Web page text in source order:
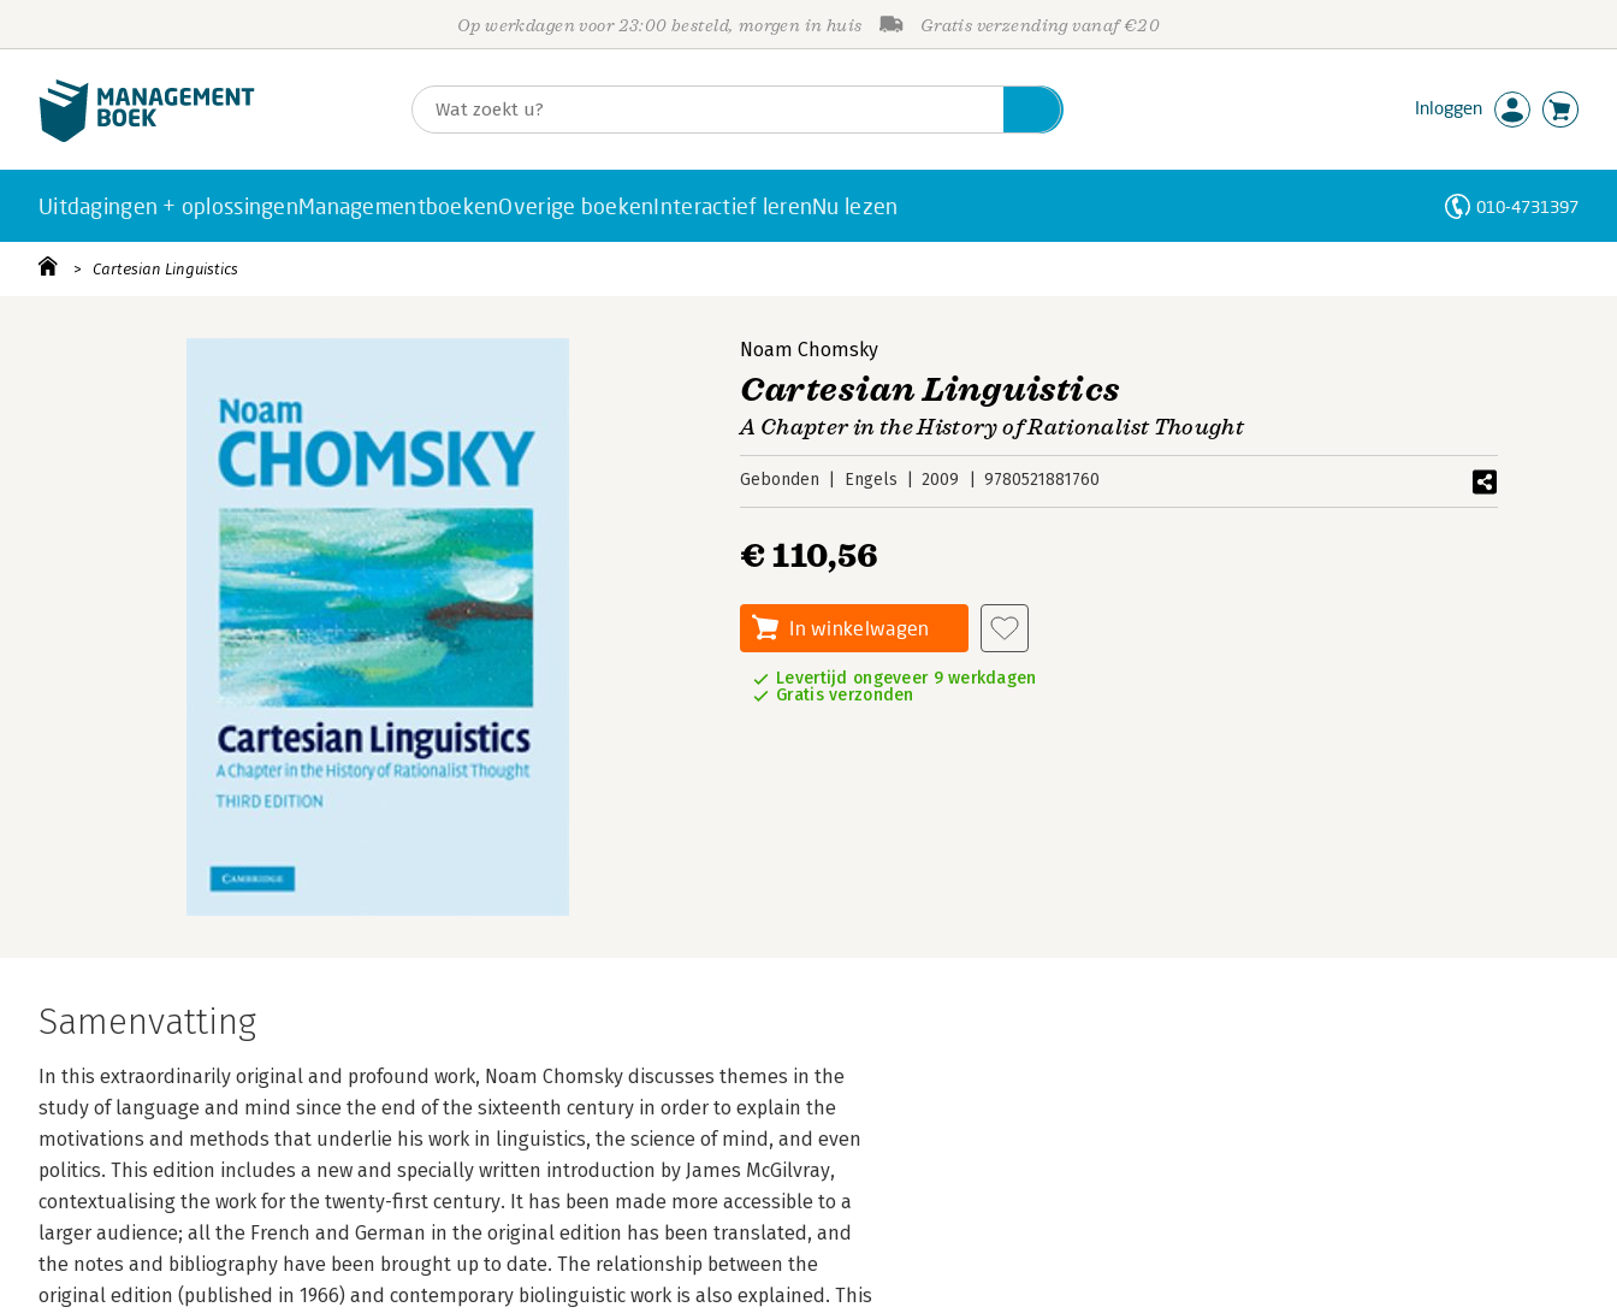
Op werkdagen voor 23:00 besteld, morgen in huis Gratis verzending vanaf €20
Inloggen
Uitdagingen + oplossingenManagementboekenOverige boekenInteractief lerenNu lezen 010-4731397
Cartesian Linguistics
Noam Chomsky
Cartesian Linguistics
A Chapter in the History of Rationalist Thought
Gebonden Engels 2009 9780521881760
€ 110,56
In winkelwagen
Levertijd ongeveer 9 werkdagen
Gratis verzonden
Samenvatting
In this extraordinarily original and profound work, Noam Chomsky discusses themes in the
study of language and mind since the end of the sixteenth century in order to explain the
motivations and methods that underlie his work in linguistics, the science of mind, and even
politics. This edition includes a new and specially written introduction by James McGilvray,
contextualising the work for the twenty-first century. It has been made more accessible to a
larger audience; all the French and German in the original edition has been translated, and
the notes and bibliography have been brought up to date. The relationship between the
original edition (published in 1966) and contemporary biolinguistic work is also explained. This
Personen